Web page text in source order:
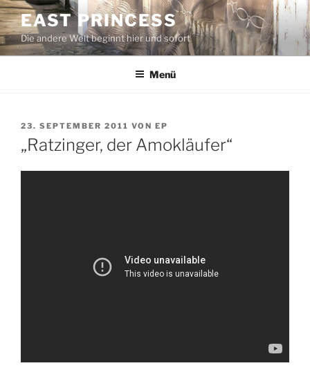
Zum
Inhalt
springen
EAST PRINCESS
Die andere Welt beginnt hier und sofort
Menü
VERÖFFENTLICHT
AM
23. SEPTEMBER 2011 VON EP
„Ratzinger, der Amokläufer“